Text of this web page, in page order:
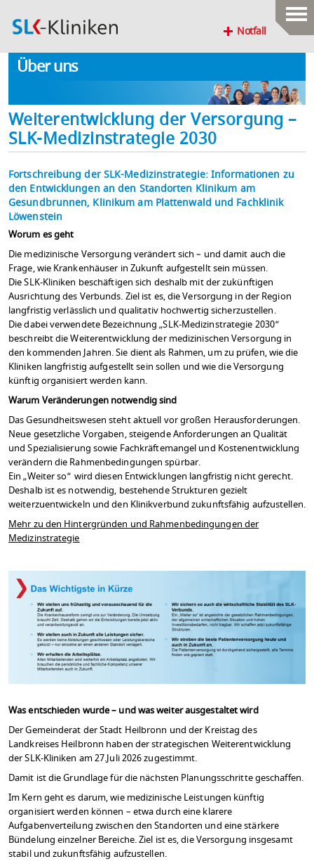
Notfall
Über uns
Weiterentwicklung der Versorgung –
SLK-Medizinstrategie 2030
Fortschreibung der SLK-Medizinstrategie: Informationen zu
den Entwicklungen an den Standorten Klinikum am
Gesundbrunnen, Klinikum am Plattenwald und Fachklinik
Löwenstein
Worum es geht
Die medizinische Versorgung verändert sich – und damit auch die
Frage, wie Krankenhäuser in Zukunft aufgestellt sein müssen.
Die SLK-Kliniken beschäftigen sich deshalb mit der zukünftigen
Ausrichtung des Verbunds. Ziel ist es, die Versorgung in der Region
langfristig verlässlich und qualitativ hochwertig sicherzustellen.
Die dabei verwendete Bezeichnung „SLK-Medizinstrategie 2030“
beschreibt die Weiterentwicklung der medizinischen Versorgung in
den kommenden Jahren. Sie dient als Rahmen, um zu prüfen, wie die
Kliniken langfristig aufgestellt sein sollen und wie die Versorgung
künftig organisiert werden kann.
Warum Veränderungen notwendig sind
Das Gesundheitswesen steht aktuell vor großen Herausforderungen.
Neue gesetzliche Vorgaben, steigende Anforderungen an Qualität
und Spezialisierung sowie Fachkräftemangel und Kostenentwicklung
verändern die Rahmenbedingungen spürbar.
Ein „Weiter so“ wird diesen Entwicklungen langfristig nicht gerecht.
Deshalb ist es notwendig, bestehende Strukturen gezielt
weiterzuentwickeln und den Klinikverbund zukunftsfähig aufzustellen.
Mehr zu den Hintergründen und Rahmenbedingungen der
Medizinstrategie
Was entschieden wurde – und was weiter ausgestaltet wird
Der Gemeinderat der Stadt Heilbronn und der Kreistag des
Landkreises Heilbronn haben der strategischen Weiterentwicklung
der SLK-Kliniken am 27.Juli 2026 zugestimmt.
Damit ist die Grundlage für die nächsten Planungsschritte geschaffen.
Im Kern geht es darum, wie medizinische Leistungen künftig
organisiert werden können – etwa durch eine klarere
Aufgabenverteilung zwischen den Standorten und eine stärkere
Bündelung einzelner Bereiche. Ziel ist es, die Versorgung insgesamt
stabil und zukunftsfähig aufzustellen.